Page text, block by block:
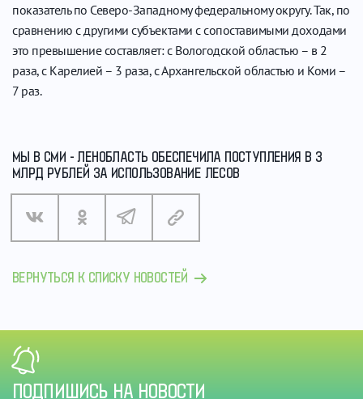
показатель по Северо-Западному федеральному округу. Так, по
сравнению с другими субъектами с сопоставимыми доходами
это превышение составляет: с Вологодской областью – в 2
раза, с Карелией – 3 раза, с Архангельской областью и Коми –
7 раз.
МЫ В СМИ - ЛЕНОБЛАСТЬ ОБЕСПЕЧИЛА ПОСТУПЛЕНИЯ В 3
МЛРД РУБЛЕЙ ЗА ИСПОЛЬЗОВАНИЕ ЛЕСОВ
ВЕРНУТЬСЯ К СПИСКУ НОВОСТЕЙ
ПОДПИШИСЬ НА НОВОСТИ